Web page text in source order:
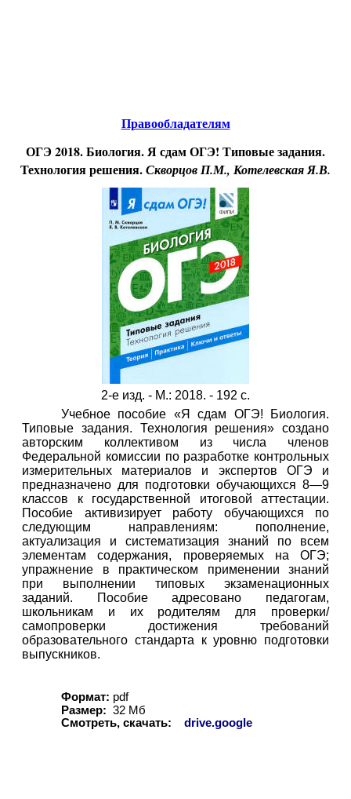
Правообладателям
ОГЭ 2018. Биология. Я сдам ОГЭ! Типовые задания.
Технология решения.Скворцов П.М., Котелевская Я.В.
2-е изд. - М.: 2018. - 192 с.
Учебное пособие «Я сдам ОГЭ! Биология.
Типовые задания. Технология решения» создано
авторским коллективом из числа членов
Федеральной комиссии по разработке контрольных
измерительных материалов и экспертов ОГЭ и
предназначено для подготовки обучающихся 8—9
классов к государственной итоговой аттестации.
Пособие активизирует работу обучающихся по
следующим направлениям: пополнение,
актуализация и систематизация знаний по всем
элементам содержания, проверяемых на ОГЭ;
упражнение в практическом применении знаний
при выполнении типовых экзаменационных
заданий. Пособие адресовано педагогам,
школьникам и их родителям для проверки/
самопроверки достижения требований
образовательного стандарта к уровню подготовки
выпускников.
Формат: pdf
Размер: 32 Мб
Смотреть, скачать:
drive.google